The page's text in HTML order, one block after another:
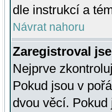
dle instrukcí a
Návrat nahoru
Zaregistroval
Nejprve
Pokud jsou v
dvou věcí.